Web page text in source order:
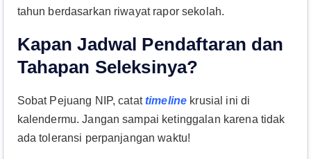
tahun berdasarkan riwayat rapor sekolah.
Kapan Jadwal Pendaftaran dan
Tahapan Seleksinya?
Sobat Pejuang NIP, catattimeline krusial ini di
kalendermu. Jangan sampai ketinggalan karena tidak
ada toleransi perpanjangan waktu!